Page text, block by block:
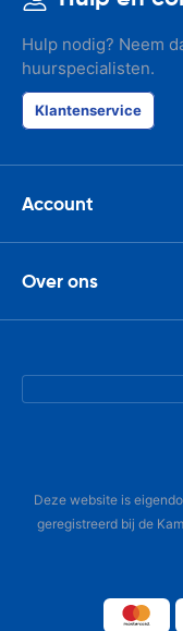
Hulp nodig? Neem
huurspecialisten.
Klantenservice
Account
Over ons
Deze website is
geregistreerd bij de